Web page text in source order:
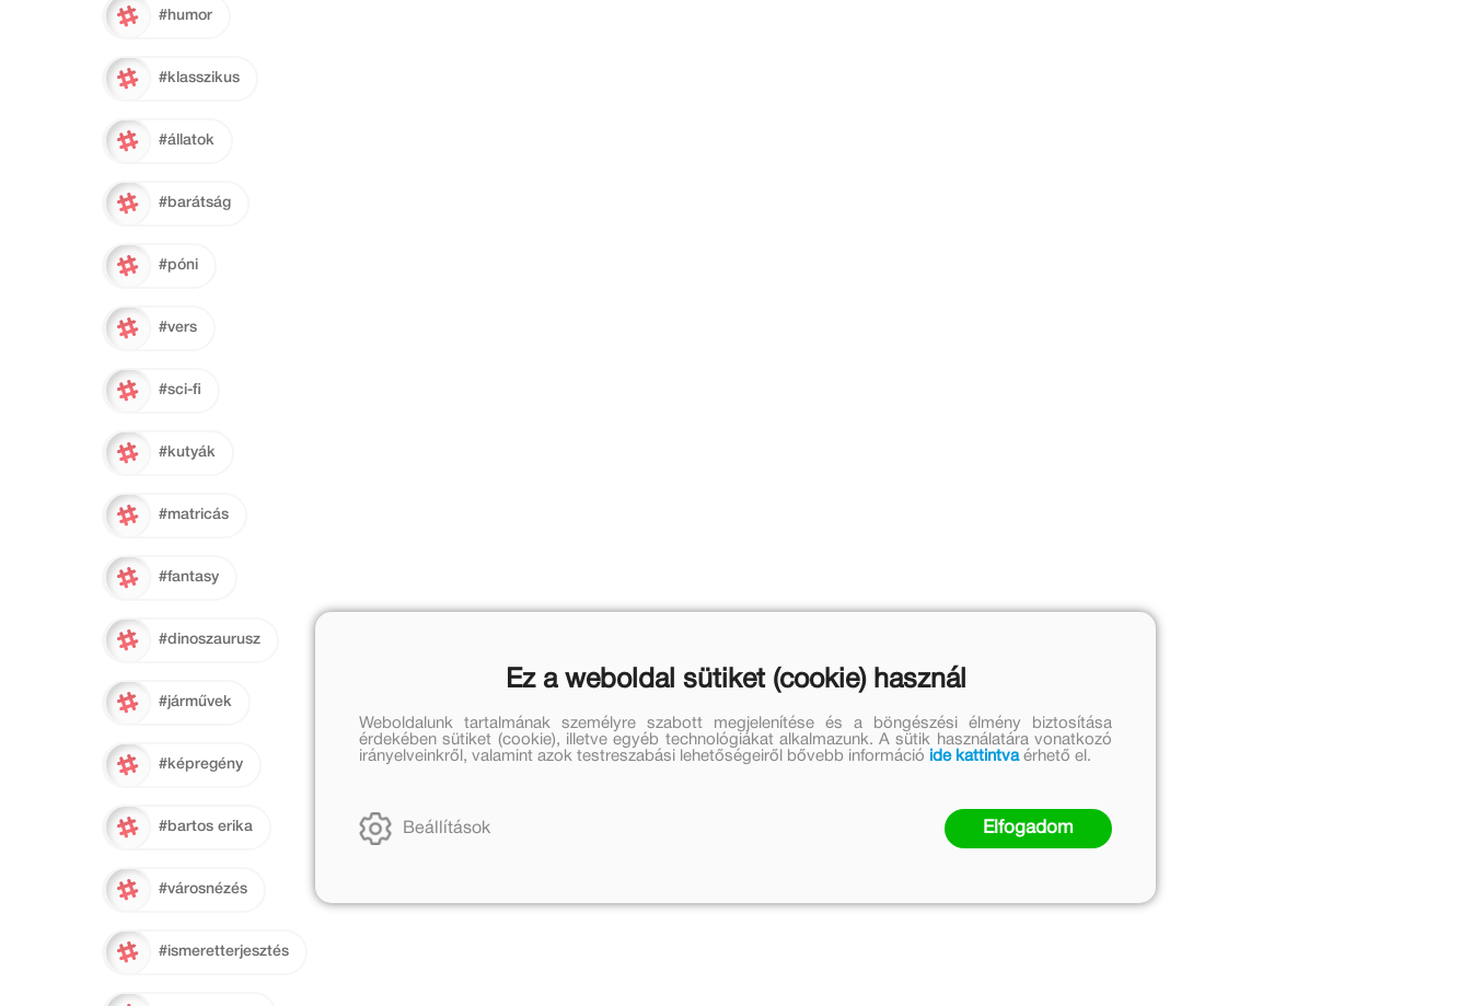
#humor
#klasszikus
#állatok
#barátság
#póni
#vers
#sci-fi
#kutyák
#matricás
#fantasy
#dinoszaurusz
#járművek
#képregény
#bartos erika
#városnézés
#ismeretterjesztés
Ez a weboldal sütiket (cookie) használ
Weboldalunk tartalmának személyre szabott megjelenítése és a böngészési élmény biztosítása
érdekében sütiket (cookie), illetve egyéb technológiákat alkalmazunk. A sütik használatára vonatkozó
irányelveinkről, valamint azok testreszabási lehetőségeiről bővebb információ ide kattintvaérhető el.
Beállítások Elfogadom